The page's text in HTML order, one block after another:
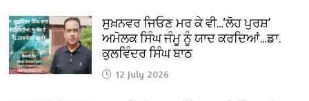
ਸੁਖ਼ਨਵਰ ਜਿਓਣ ਮਰ ਕੇ ਵੀ…‘ਲੋਹ ਪੁਰਸ਼’
ਅਮੋਲਕ ਸਿੰਘ ਜੰਮੂ ਨੂੰ ਯਾਦ ਕਰਦਿਆਂ…ਡਾ.
ਕੁਲਵਿੰਦਰ ਸਿੰਘ ਬਾਠ
12 July 2026